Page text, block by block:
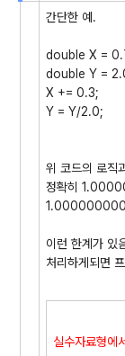
간단한 예.
double X =
double Y =
X += 0.3;
Y = Y/2.0;
위 코드의 로직
정확히
이런 한계가 있
처리하게되면
실수자료형에